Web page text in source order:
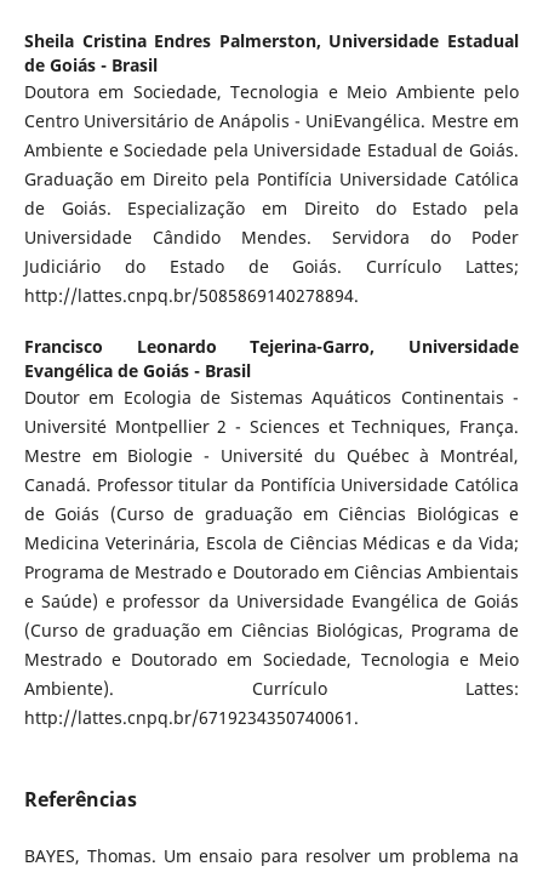
Sheila Cristina Endres Palmerston, Universidade Estadual
de Goiás - Brasil
Doutora em Sociedade, Tecnologia e Meio Ambiente pelo
Centro Universitário de Anápolis - UniEvangélica. Mestre em
Ambiente e Sociedade pela Universidade Estadual de Goiás.
Graduação em Direito pela Pontifícia Universidade Católica
de Goiás. Especialização em Direito do Estado pela
Universidade Cândido Mendes. Servidora do Poder
Judiciário do Estado de Goiás. Currículo Lattes;
http://lattes.cnpq.br/5085869140278894.
Francisco Leonardo Tejerina-Garro, Universidade
Evangélica de Goiás - Brasil
Doutor em Ecologia de Sistemas Aquáticos Continentais -
Université Montpellier 2 - Sciences et Techniques, França.
Mestre em Biologie - Université du Québec à Montréal,
Canadá. Professor titular da Pontifícia Universidade Católica
de Goiás (Curso de graduação em Ciências Biológicas e
Medicina Veterinária, Escola de Ciências Médicas e da Vida;
Programa de Mestrado e Doutorado em Ciências Ambientais
e Saúde) e professor da Universidade Evangélica de Goiás
(Curso de graduação em Ciências Biológicas, Programa de
Mestrado e Doutorado em Sociedade, Tecnologia e Meio
Ambiente). Currículo Lattes:
http://lattes.cnpq.br/6719234350740061.
Referências
BAYES, Thomas. Um ensaio para resolver um problema na